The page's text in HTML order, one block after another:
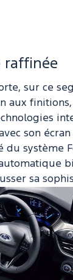
raffinée
sur ce
aux
son écran
du système
sa